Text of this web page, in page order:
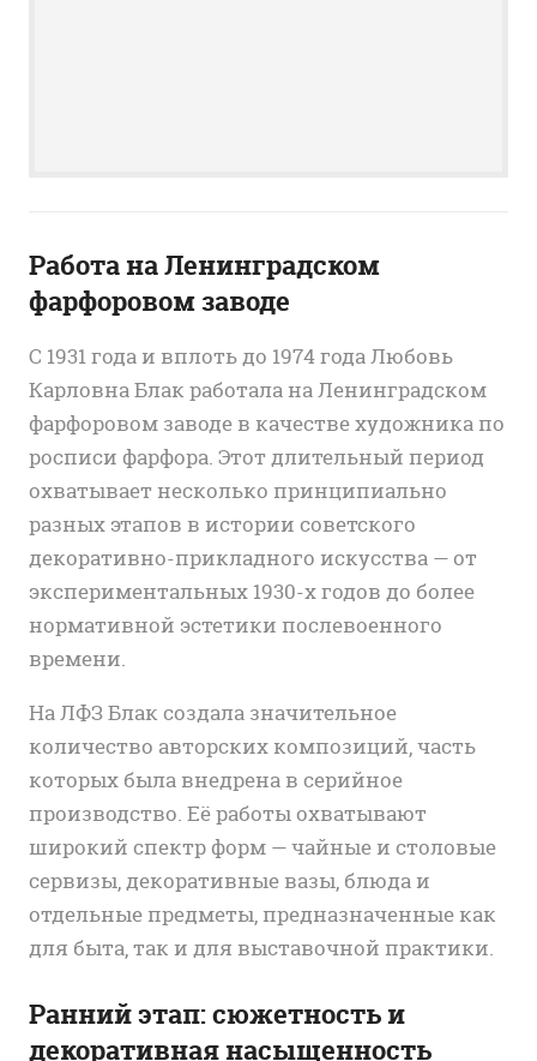
Работа на Ленинградском
фарфоровом заводе
С 1931 года и вплоть до 1974 года Любовь
Карловна Блак работала на Ленинградском
фарфоровом заводе в качестве художника по
росписи фарфора. Этот длительный период
охватывает несколько принципиально
разных этапов в истории советского
декоративно-прикладного искусства — от
экспериментальных 1930-х годов до более
нормативной эстетики послевоенного
времени.
На ЛФЗ Блак создала значительное
количество авторских композиций, часть
которых была внедрена в серийное
производство. Её работы охватывают
широкий спектр форм — чайные и столовые
сервизы, декоративные вазы, блюда и
отдельные предметы, предназначенные как
для быта, так и для выставочной практики.
Ранний этап: сюжетность и
декоративная насыщенность